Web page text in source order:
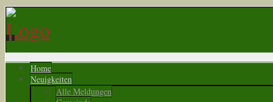
Home
Neuigkeiten
Alle Meldungen